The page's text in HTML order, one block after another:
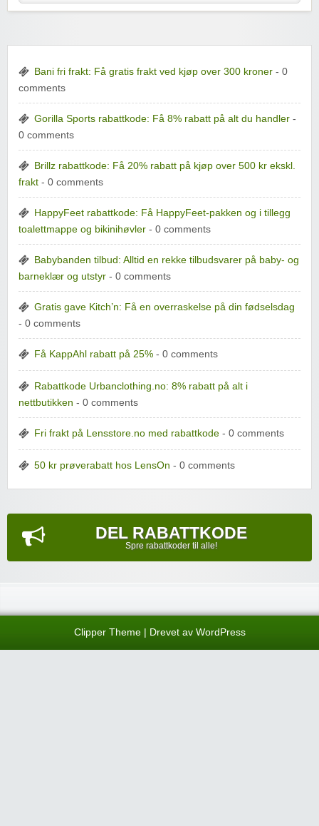
Bani fri frakt: Få gratis frakt ved kjøp over 300 kroner - 0
comments
Gorilla Sports rabattkode: Få 8% rabatt på alt du handler -
0 comments
Brillz rabattkode: Få 20% rabatt på kjøp over 500 kr ekskl.
frakt - 0 comments
HappyFeet rabattkode: Få HappyFeet-pakken og i tillegg
toalettmappe og bikinihøvler - 0 comments
Babybanden tilbud: Alltid en rekke tilbudsvarer på baby- og
barneklær og utstyr - 0 comments
Gratis gave Kitch’n: Få en overraskelse på din fødselsdag
- 0 comments
Få KappAhl rabatt på 25% - 0 comments
Rabattkode Urbanclothing.no: 8% rabatt på alt i
nettbutikken - 0 comments
Fri frakt på Lensstore.no med rabattkode - 0 comments
50 kr prøverabatt hos LensOn - 0 comments
DEL RABATTKODE
Spre rabattkoder til alle!
Clipper Theme| Drevet av WordPress